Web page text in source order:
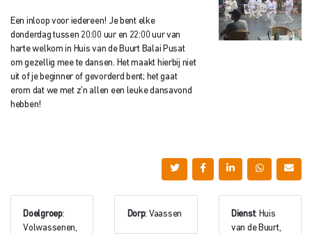
Een inloop voor iedereen! Je bent elke
donderdag tussen 20:00 uur en 22:00 uur van
harte welkom in Huis van de Buurt Balai Pusat
om gezellig mee te dansen. Het maakt hierbij niet
uit of je beginner of gevorderd bent; het gaat
erom dat we met z’n allen een leuke dansavond
hebben!
Doelgroep:
Volwassenen,
Dorp: Vaassen Dienst: Huis
van de Buurt,